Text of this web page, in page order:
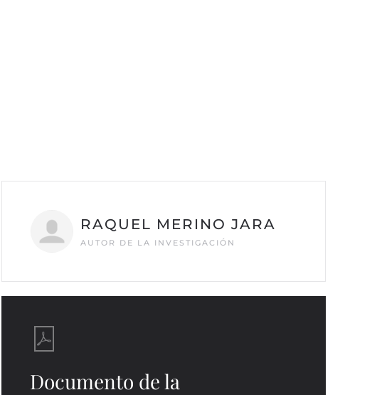
RAQUEL MERINO JARA
AUTOR DE LA INVESTIGACIÓN
Documento de la